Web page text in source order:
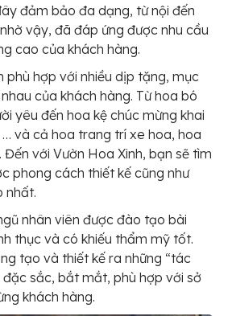
đảm bảo đa dạng, từ nội đến
vậy, đã đáp ứng được nhu cầu
cao của khách hàng.
phù hợp với nhiều dịp tặng, mục
của khách hàng. Từ hoa bó
yêu đến hoa kệ chúc mừng khai
và cả hoa trang trí xe hoa, hoa
với Vườn Hoa Xinh, bạn sẽ tìm
phong cách thiết kế cũng như
nhất.
nhân viên được đào tạo bài
thục và có khiếu thẩm mỹ tốt.
tạo và thiết kế ra những “tác
sắc, bắt mắt, phù hợp với sở
khách hàng.